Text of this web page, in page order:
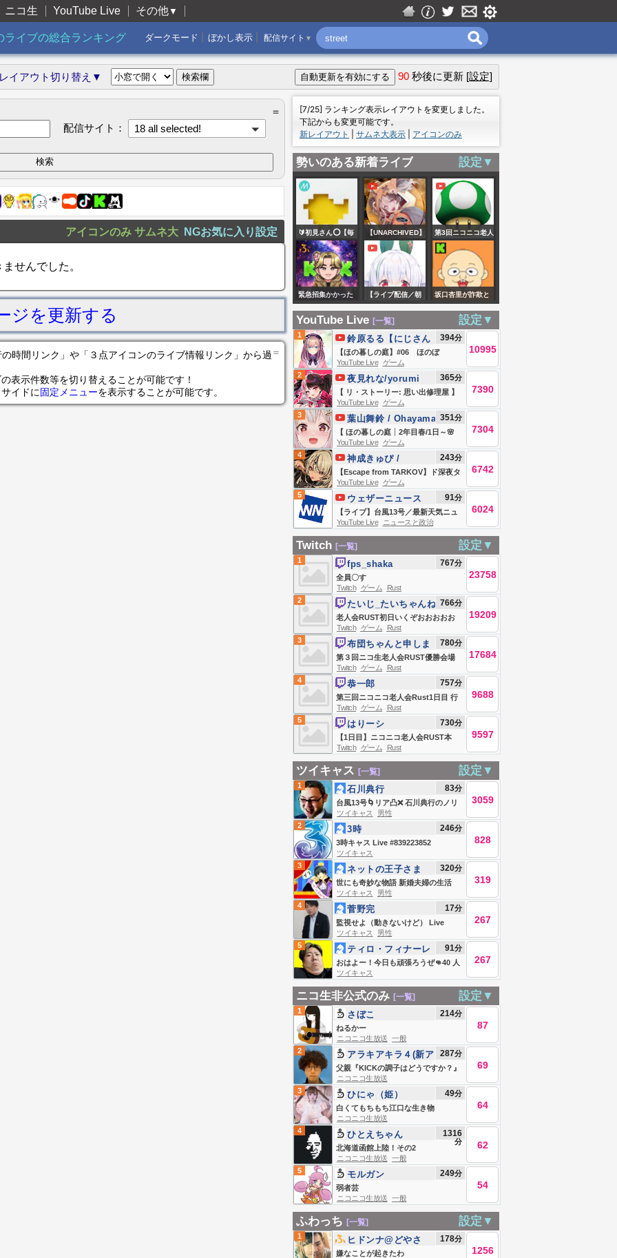
ニコ生 YouTube Live その他▼
ライブの総合ランキング 配信サイト ▼
ぼかし表示
ダークモード
イアウト切り替え▼ 90 秒後に更新 [設定]
＝
配信サイト：
18 all selected!
アイコンのみ サムネ大 NGお気に入り設定
せんでした。
ジを更新する
＝
時間リンク」や「３点アイコンのライブ情報リンク」から過
表示件数等を切り替えることが可能です！
イドに固定メニューを表示することが可能です。
[7/25] ランキング表示レイアウトを変更しました。
下記からも変更可能です。
新レイアウト
サムネ大表示 アイコンのみ
勢いのある新着ライブ 設定▼
🔰初見さん⭕️【毎
朝6時】ライブゲー
ムでコイン配り2周
🐣🍀開始15分以内
に入室を。
【UNARCHIVED】
2 HOUR POP
RADIO KARAOKE
第3回ニコニコ老人
会RUST 初日～二
日目朝【主催者・
坂本視点】
緊急招集かかった
【ライブ配信／朝
活配信】リスナー
さんのユーザー名
で30分以内にしり
とりが繋がると元
気に「おはよう」
「いってらっしゃ
い」を言える雑談
朝活！【雪兎ちゃ
う／個人勢VTuber
／配信中】
坂口杏里が詐欺と
夜逃げで大炎上事
件に発展！？
MARIAｖｓせいＺ
隈が騒然としてい
る！？
YouTube Live [一覧] 設定▼
1
【ほの暮しの庭】#06 ほのぼ
の・・？スローライフ生活
ッ・・・！！！！！【にじさんじ/鈴
原るる 】
鈴原るる【にじさん
じ所属】
394分
10995
YouTube Live ゲーム
2
【 リ・ストーリー: 思い出修理屋 】
レトロ系デバイス修理はじめまし
た。 【 にじさんじ / 夜見れな 】
夜見れな/yorumi
rena【にじさんじ所
属】
365分
7390
YouTube Live ゲーム
3
【 ほの暮しの庭┊︎2年目春/1日～🌸
】ストーリークリアまで！少し不穏
なスローライフ！？王覇山、入村
😨。（ 暮らし、ときどき、―― ）【
にじさんじ┊︎葉山舞鈴┊︎※ネタバレ
注意 】
葉山舞鈴 / Ohayama
Ch.
351分
7304
YouTube Live ゲーム
4
【Escape from TARKOV】ド深夜タ
ルコフアレルギーはよ見つけたい
【ぶいすぽっ！/神成きゅぴ】
神成きゅぴ /
Kaminari Qpi
243分
6742
YouTube Live ゲーム
5
【ライブ】台風13号／最新天気ニュ
ース・地震情報 2026年8月8日(土)／
沖縄・奄美は大荒れの天気が続く／
令和8年熊本地震情報 ／〈ウェザー
ニュースLiVEモーニング・松本真央
／山口剛央〉
ウェザーニュース 91分
6024
YouTube Live ニュースと政治
Twitch [一覧] 設定▼
1
全員〇す
fps_shaka 767分
23758
Twitch ゲーム
Rust
2
老人会RUST初日いくぞおおおおお
おおおおお
たいじ_たいちゃんね
る
766分
19209
Twitch ゲーム
Rust
3
第３回ニコ生老人会RUST優勝会場
お布団ちゃん、う〇ちちゃん、恭ち
ゃん、キズナ
布団ちゃんと申しま
す
780分
17684
Twitch ゲーム
Rust
4
第三回ニコニコ老人会Rust1日目 行
くぞ‼優勝
恭一郎 757分
9688
Twitch ゲーム
Rust
5
【1日目】ニコニコ老人会RUST本
番、ソロで優勝＆MVPを目指す男
はりーシ 730分
9597
Twitch ゲーム Rust
ツイキャス [一覧] 設定▼
1
台風13号🌀リア凸❌ 石川典行のノリ
ユキラジオ
石川典行 83分
3059
ツイキャス
男性
2
3時キャス Live #839223852
3時 246分
828
ツイキャス
3
世にも奇妙な物語 新婚夫婦の生活
ネットの王子さま
(笑)
320分
319
ツイキャス
男性
4
監視せよ（動きないけど） Live
#839228396
菅野完 17分
267
ツイキャス
男性
5
おはよー！今日も頑張ろうぜ👊40 人
生楽笑！
ティロ・フィナーレ
加川
91分
267
ツイキャス
ニコ生非公式のみ [一覧] 設定▼
1
ねるかー
さぼこ 214分
87
ニコニコ生放送 一般
2
父親『KICKの調子はどうですか？』
アラキアキラ４(新ア
カウント)
287分
69
ニコニコ生放送
3
白くてもちもち江口な生き物
ひにゃ（姫） 49分
64
ニコニコ生放送
4
北海道函館上陸！その2
ひとえちゃん 1316
分 62
ニコニコ生放送 一般
5
弱者芸
モルガン 249分
54
ニコニコ生放送 一般
ふわっち [一覧] 設定▼
1
嫌なことが起きたわ
ヒドンナ@どやさ 178分
1256